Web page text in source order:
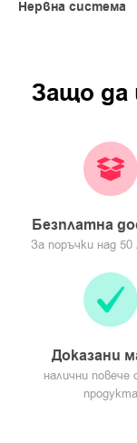
Нервна система
Защо да
Безплатна
За поръчки над 50
Доказани
налични повече
продукта